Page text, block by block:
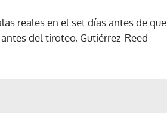
reales en el set días antes de que
del tiroteo, Gutiérrez-Reed